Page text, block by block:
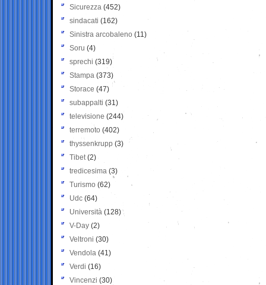
Sicurezza (452)
sindacati (162)
Sinistra arcobaleno (11)
Soru (4)
sprechi (319)
Stampa (373)
Storace (47)
subappalti (31)
televisione(244)
terremoto (402)
thyssenkrupp (3)
Tibet(2)
tredicesima (3)
Turismo (62)
Udc (64)
Università (128)
V-Day (2)
Veltroni (30)
Vendola (41)
Verdi (16)
Vincenzi (30)